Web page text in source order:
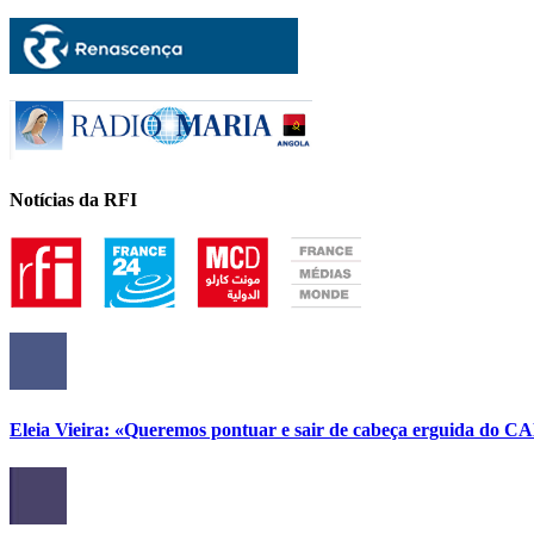
Notícias da RFI
Eleia Vieira: «Queremos pontuar e sair de cabeça erguida do